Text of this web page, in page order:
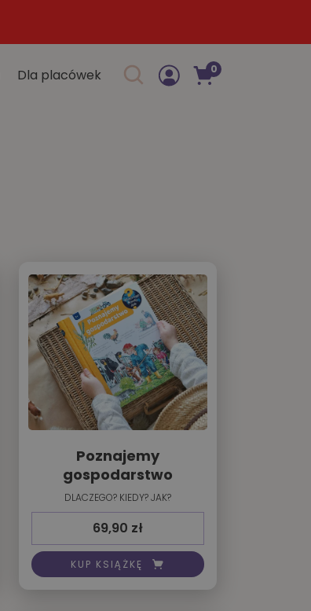
Dla placówek
0
Poznajemy
gospodarstwo
DLACZEGO? KIEDY? JAK?
69,90 zł
KUP KSIĄŻKĘ